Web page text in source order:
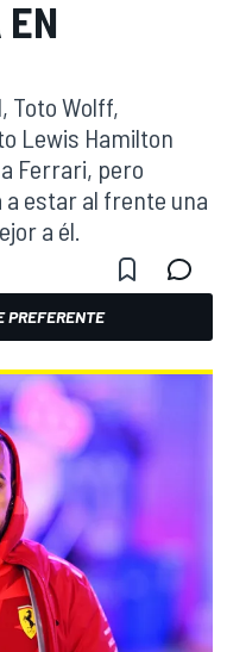
Toto Wolff,
Lewis Hamilton
Ferrari, pero
a estar al frente una
a él.
PREFERENTE